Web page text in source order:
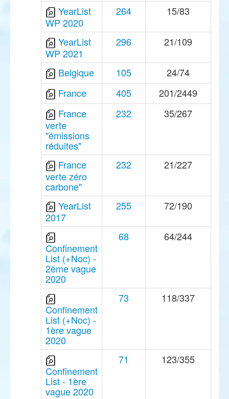
YearList
WP 2020
264 15/83
YearList
WP 2021
296 21/109
Belgique 105
24/74
France
405
201/2449
France
verte
"émissions
réduites"
232 35/267
France
verte zéro
carbone"
232 21/227
YearList
2017
255 72/190
Confinement
List (+Noc) -
2ème vague
2020
68 64/244
Confinement
List (+Noc) -
1ère vague
2020
73 118/337
Confinement
List - 1ère
vague 2020
71 123/355